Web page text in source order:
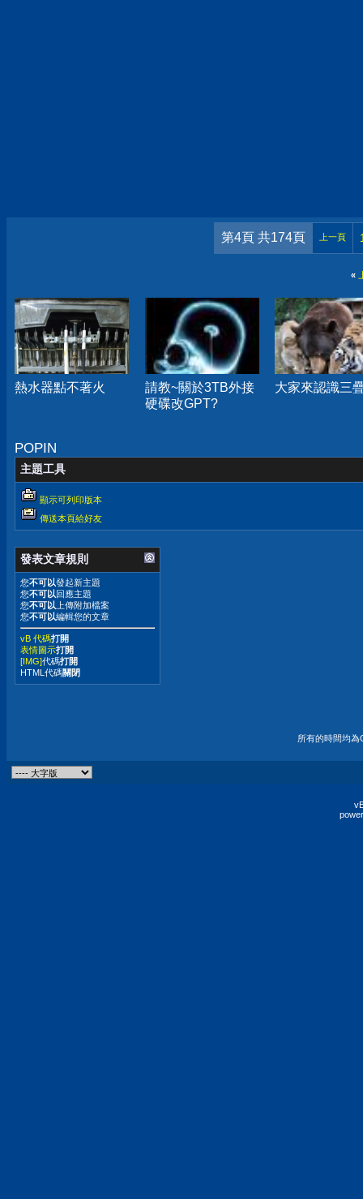
第4頁 共174頁 上一頁
«
熱水器點不著火
請教~關於3TB外接
硬碟改GPT?
大家來認識三
POPIN
主題工具
顯示可列印版本
傳送本頁給好友
發表文章規則
您不可以發起新主題
您不可以回應主題
您不可以 上傳附加檔案
您不可以編輯您的文章
vB 代碼打開
表情圖示打開
[IMG]代碼打開
HTML代碼關閉
所有的時間均為